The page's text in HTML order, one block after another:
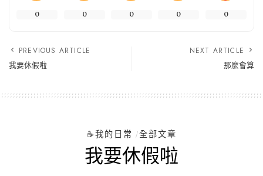
0 0 0 0 0
PREVIOUS ARTICLE
我要休假啦
NEXT ARTICLE
那麼會算
☕️我的日常 全部文章
我要休假啦